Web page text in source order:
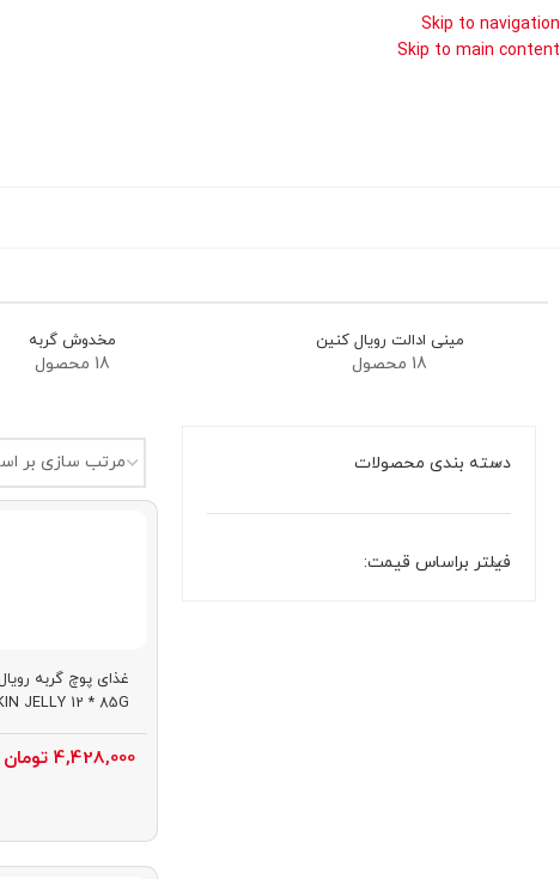
Skip to navigation
Skip to main content
مینی ادالت رویال کنین
18 محصول
مخدوش گربه
18 محصول
دسته بندی محصولات
فیلتر براساس قیمت:
غذای پوچ گربه
JELLY 12 * 85G
4,428,000 تومان